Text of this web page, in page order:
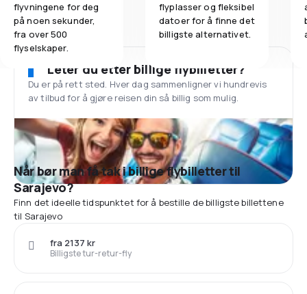
flyvningene for deg
på noen sekunder,
fra over 500
flyselskaper.
flyplasser og fleksibel
datoer for å finne det
billigste alternativet.
Leter du etter billige flybilletter?
Du er på rett sted. Hver dag sammenligner vi hundrevis
av tilbud for å gjøre reisen din så billig som mulig.
Når bør man få tak i billige flybilletter til
Sarajevo?
Finn det ideelle tidspunktet for å bestille de billigste billettene
til Sarajevo
Billigste tur-retur-fly
fra 2137 kr